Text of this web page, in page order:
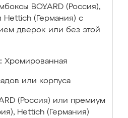
BOYARD (Россия),
Hettich (Германия) с
дверок или без этой
Хромированная
или корпуса
(Россия) или премиум
Hettich (Германия)